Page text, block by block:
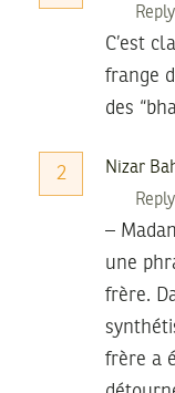
Reply
C’est
frange
des
2 Nizar
Reply
–
une
frère.
frère a